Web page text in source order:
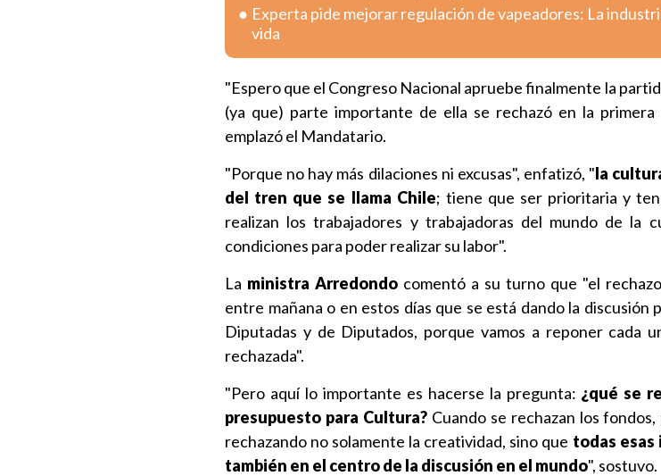
Experta pide mejorar regulación de vapeadores: La
vida
"Espero que el Congreso Nacional apruebe finalmente la
(ya que) parte importante de ella se rechazó en la primera
emplazó el Mandatario.
"Porque no hay más dilaciones ni excusas", enfatizó, "la
del tren que se llama Chile; tiene que ser prioritaria y
realizan los trabajadores y trabajadoras del mundo de la
condiciones para poder realizar su labor".
La ministra Arredondo comentó a su turno que "el
entre mañana o en estos días que se está dando la discusión
Diputadas y de Diputados, porque vamos a reponer cada
rechazada".
"Pero aquí lo importante es hacerse la pregunta: ¿qué se
presupuesto para Cultura?Cuando se rechazan los
rechazando no solamente la creatividad, sino que todas esas
también en el centro de la discusión en el mundo", sostuvo.